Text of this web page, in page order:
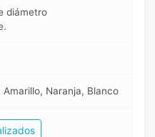
diámetro
Amarillo, Naranja, Blanco